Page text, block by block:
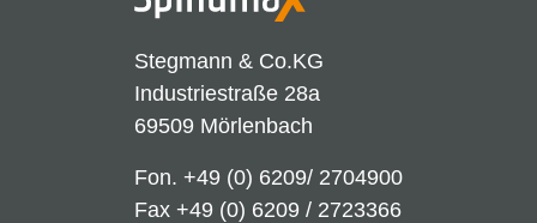
Stegmann & Co.KG
Industriestraße 28a
69509 Mörlenbach
Fon. +49 (0) 6209/ 2704900
Fax +49 (0) 6209 / 2723366